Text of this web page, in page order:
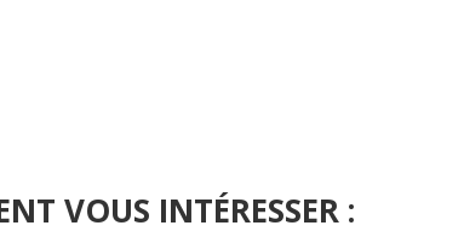
VOUS INTÉRESSER :